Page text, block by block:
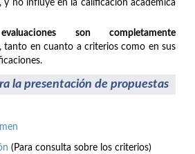
, y no influye en la calificación académica
son completamente
, tanto en cuanto a criterios como en sus
la presentación de propuestas
(Para consulta sobre los criterios)